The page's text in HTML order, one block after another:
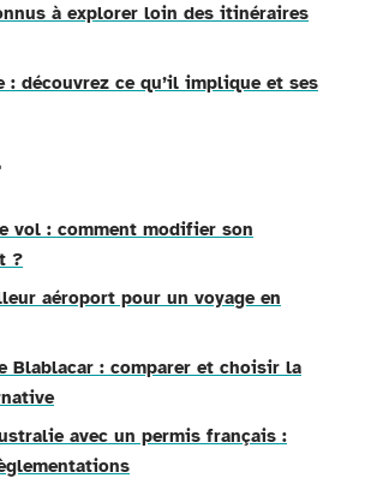
à explorer loin des itinéraires
: découvrez ce qu’il implique et ses
vol : comment modifier son
?
aéroport pour un voyage en
Blablacar : comparer et choisir la
avec un permis français :